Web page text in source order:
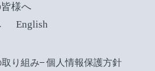
様へ
English
り組み
個人情報保護方針